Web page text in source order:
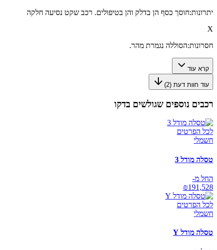
יתרונות:חוסך כסף הן בדלק והן בטיפולים. רכב שקט נסיעה חלקה
X
חסרונות:הסוללה נגמרת מהר.
קרא עוד
עוד חוות דעת (2
)
רכבים נוספים שגולשים בדקו
לכל הפרטים
חשמלי
טסלה מודל 3
החל מ-
₪191,528
לכל הפרטים
חשמלי
טסלה מודל Y